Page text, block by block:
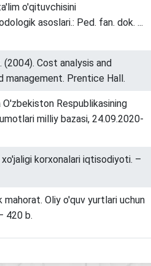
o'qituvchisini
asoslari.: Ped. fan. dok. ...
(2004). Cost analysis and
management. Prentice Hall.
Respublikasining
milliy bazasi, 24.09.2020-
korxonalari iqtisodiyoti. –
Oliy o'quv yurtlari uchun
420 b.